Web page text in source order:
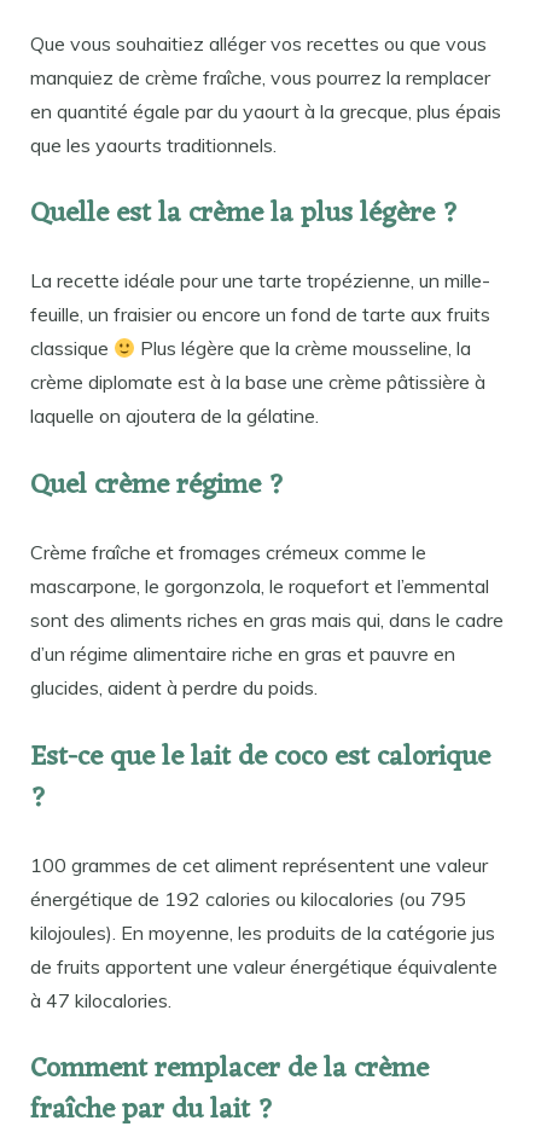
Que vous souhaitiez alléger vos recettes ou que vous
manquiez de crème fraîche, vous pourrez la remplacer
en quantité égale par du yaourt à la grecque, plus épais
que les yaourts traditionnels.
Quelle est la crème la plus légère ?
La recette idéale pour une tarte tropézienne, un mille-
feuille, un fraisier ou encore un fond de tarte aux fruits
classique
Plus légère que la crème mousseline, la
crème diplomate est à la base une crème pâtissière à
laquelle on ajoutera de la gélatine.
Quel crème régime ?
Crème fraîche et fromages crémeux comme le
mascarpone, le gorgonzola, le roquefort et l’emmental
sont des aliments riches en gras mais qui, dans le cadre
d’un régime alimentaire riche en gras et pauvre en
glucides, aident à perdre du poids.
Est-ce que le lait de coco est calorique
?
100 grammes de cet aliment représentent une valeur
énergétique de 192 calories ou kilocalories (ou 795
kilojoules). En moyenne, les produits de la catégorie jus
de fruits apportent une valeur énergétique équivalente
à 47 kilocalories.
Comment remplacer de la crème
fraîche par du lait ?